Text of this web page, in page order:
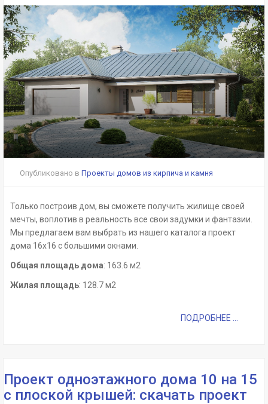
Опубликовано в Проекты домов из кирпича и камня
Только построив дом, вы сможете получить жилище своей
мечты, воплотив в реальность все свои задумки и фантазии.
Мы предлагаем вам выбрать из нашего каталога проект
дома 16х16 с большими окнами.
Общая площадь дома: 163.6 м2
Жилая площадь: 128.7 м2
ПОДРОБНЕЕ ...
Проект одноэтажного дома 10 на 15
с плоской крышей: скачать проект